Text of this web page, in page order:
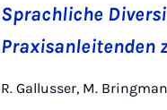
Sprachliche
Praxisanleitenden
R. Gallusser, M.